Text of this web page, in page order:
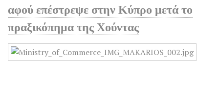
αφού επέστρεψε στην Κύπρο μετά το
πραξικόπημα της Χούντας